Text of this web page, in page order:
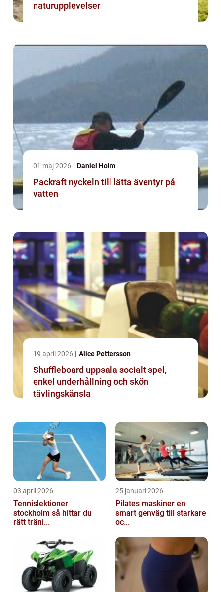
naturupplevelser
01 maj 2026 Daniel Holm
Packraft nyckeln till lätta äventyr på
vatten
19 april 2026 Alice Pettersson
Shuffleboard uppsala socialt spel,
enkel underhållning och skön
tävlingskänsla
03 april 2026
Tennislektioner
stockholm så hittar du
rätt träni...
25 januari 2026
Pilates maskiner en
smart genväg till starkare
oc...